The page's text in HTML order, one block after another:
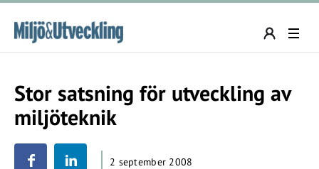
Stor satsning för utveckling av
miljöteknik
2 september 2008